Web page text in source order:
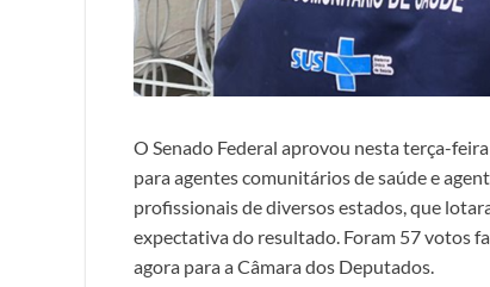
O Senado Federal aprovou nesta terça-
para agentes comunitários de saúde e
profissionais de diversos estados, que
expectativa do resultado. Foram 57 votos
agora para a Câmara dos Deputados.